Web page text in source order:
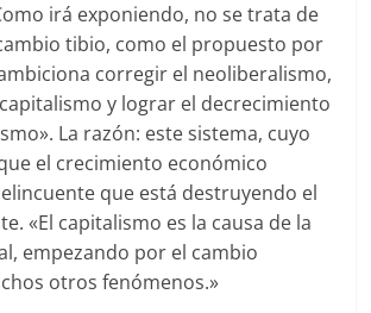
irá exponiendo, no se trata de
tibio, como el propuesto por
corregir el neoliberalismo,
y lograr el decrecimiento
La razón: este sistema, cuyo
el crecimiento económico
que está destruyendo el
«El capitalismo es la causa de la
empezando por el cambio
otros fenómenos.»